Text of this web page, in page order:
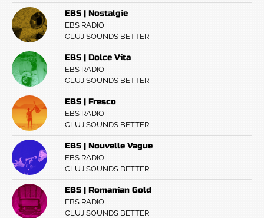
EBS | Nostalgie
EBS RADIO
CLUJ SOUNDS BETTER
EBS | Dolce Vita
EBS RADIO
CLUJ SOUNDS BETTER
EBS | Fresco
EBS RADIO
CLUJ SOUNDS BETTER
EBS | Nouvelle Vague
EBS RADIO
CLUJ SOUNDS BETTER
EBS | Romanian Gold
EBS RADIO
CLUJ SOUNDS BETTER